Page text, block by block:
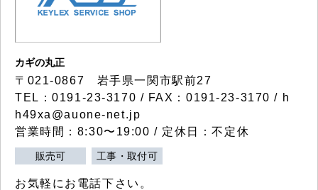
カギの丸正
〒021-0867 岩手県一関市駅前27
TEL：0191-23-3170 / FAX：0191-23-3170 / h
h49xa@auone-net.jp
営業時間：8:30〜19:00 / 定休日：不定休
販売可 工事・取付可
お気軽にお電話下さい。